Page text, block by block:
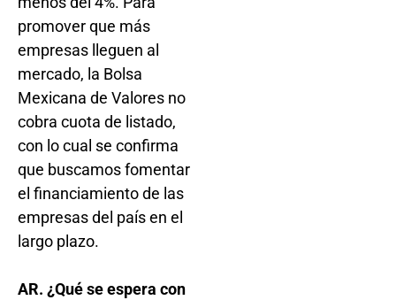
promover que más
empresas lleguen al
mercado, la Bolsa
Mexicana de Valores no
cobra cuota de listado,
con lo cual se confirma
que buscamos fomentar
el financiamiento de las
empresas del país en el
largo plazo.
AR. ¿Qué se espera con